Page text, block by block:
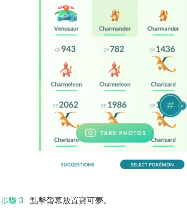
步驟 3: 點擊螢幕放置寶可夢。